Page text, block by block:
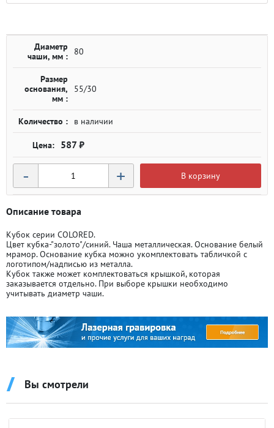
Диаметр
чаши, мм :
80
Размер
основания,
мм :
55/30
Количество : в наличии
587 ₽
- + В корзину
Описание товара
Кубок серии COLORED.
Цвет кубка-"золото"/синий. Чаша металлическая. Основание белый
мрамор. Основание кубка можно укомплектовать табличкой с
логотипом/надписью из металла.
Кубок также может комплектоваться крышкой, которая
заказывается отдельно. При выборе крышки необходимо
учитывать диаметр чаши.
Вы смотрели